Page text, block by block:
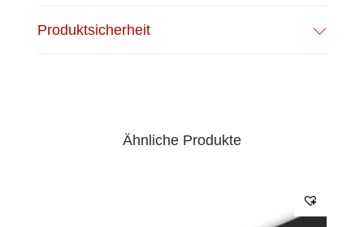
Produktsicherheit
Ähnliche Produkte